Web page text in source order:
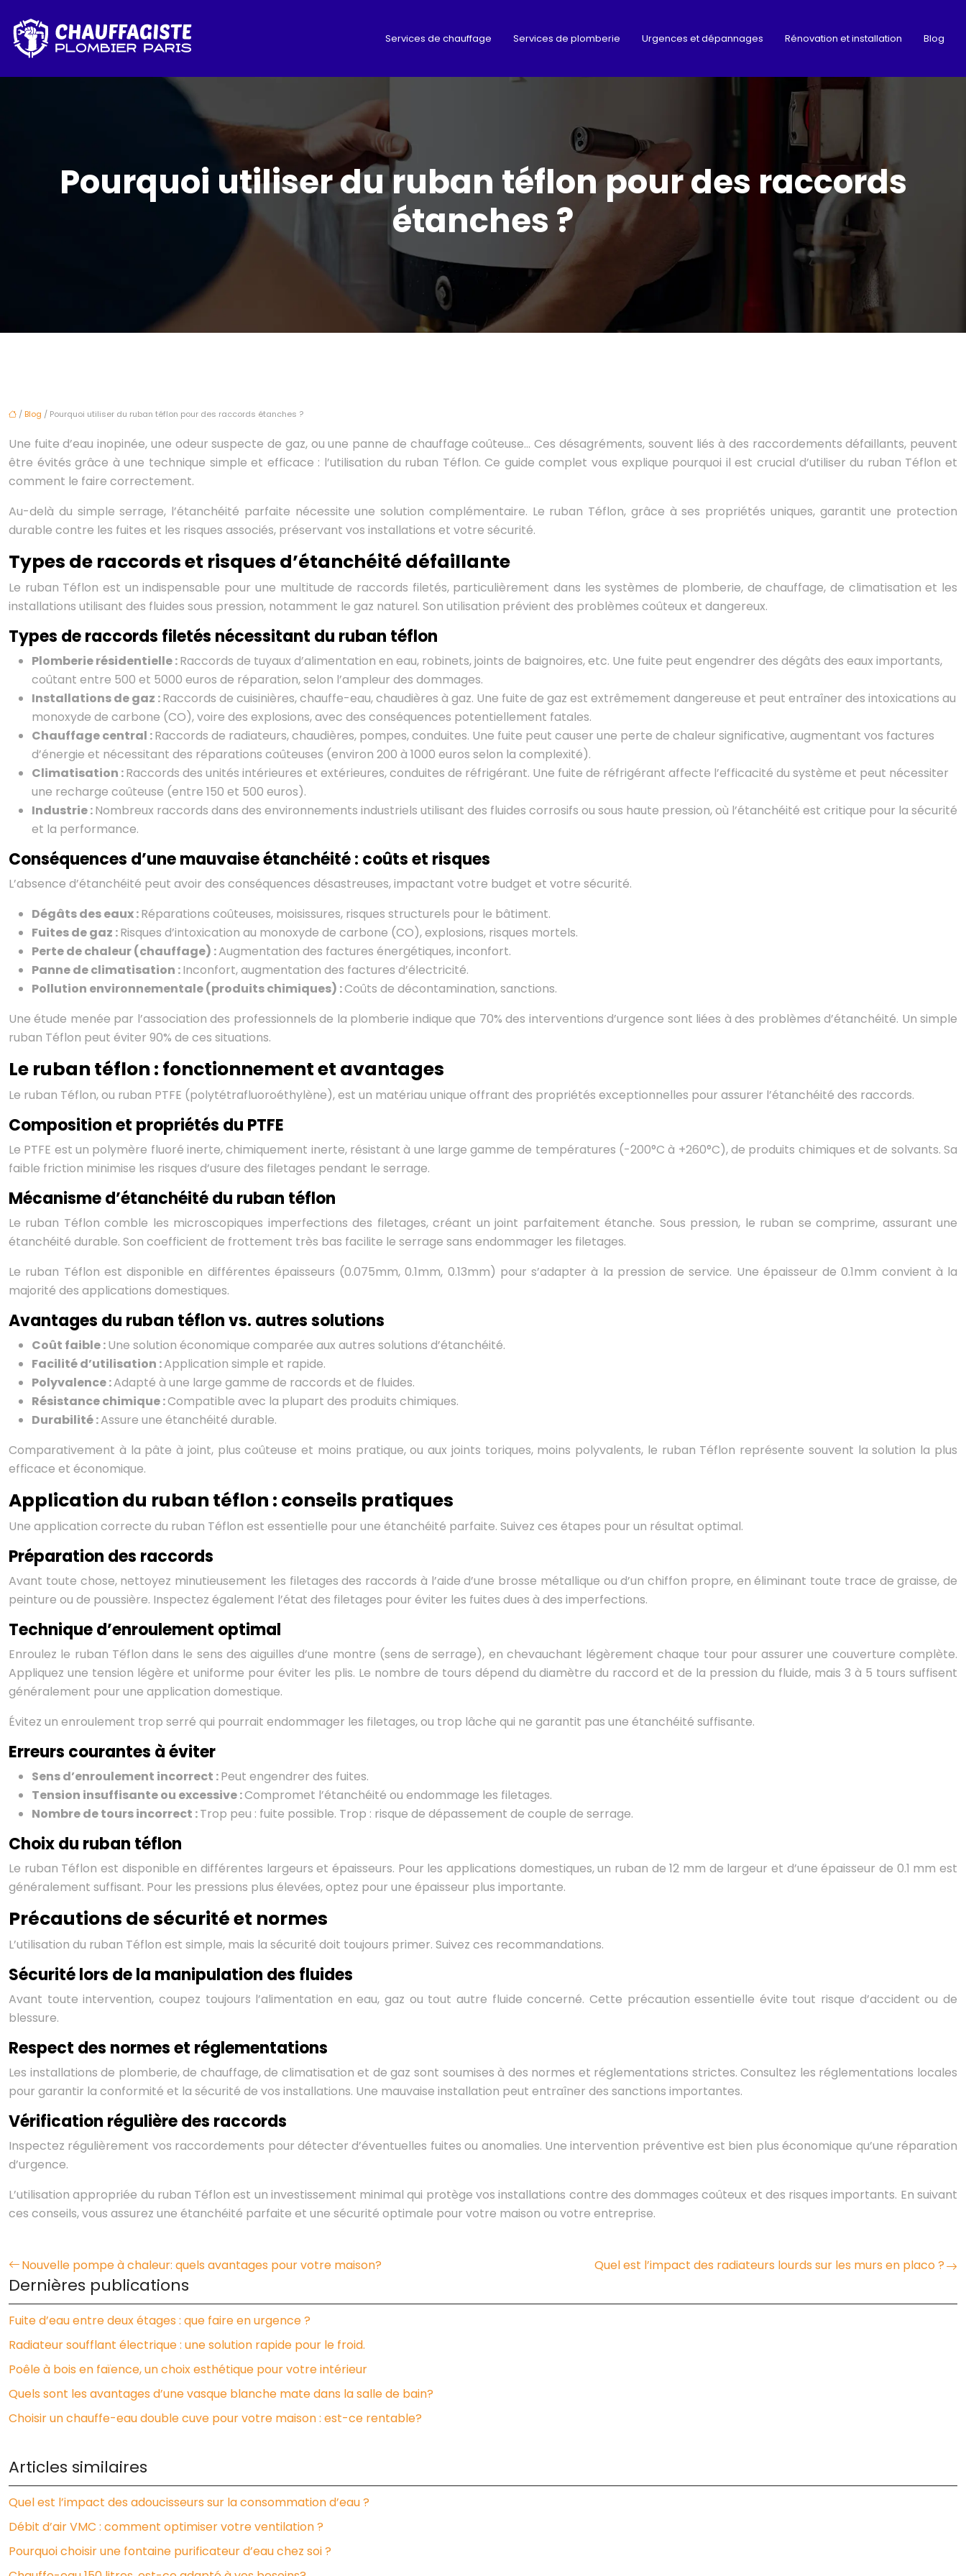
Services de chauffage Services de plomberie Urgences et dépannages Rénovation et installation Blog
Pourquoi utiliser du ruban téflon pour des raccords
étanches ?
/ Blog / Pourquoi utiliser du ruban téflon pour des raccords étanches ?
Une fuite d’eau inopinée, une odeur suspecte de gaz, ou une panne de chauffage coûteuse… Ces désagréments, souvent liés à des raccordements défaillants, peuvent
être évités grâce à une technique simple et efficace : l’utilisation du ruban Téflon. Ce guide complet vous explique pourquoi il est crucial d’utiliser du ruban Téflon et
comment le faire correctement.
Au-delà du simple serrage, l’étanchéité parfaite nécessite une solution complémentaire. Le ruban Téflon, grâce à ses propriétés uniques, garantit une protection
durable contre les fuites et les risques associés, préservant vos installations et votre sécurité.
Types de raccords et risques d’étanchéité défaillante
Le ruban Téflon est un indispensable pour une multitude de raccords filetés, particulièrement dans les systèmes de plomberie, de chauffage, de climatisation et les
installations utilisant des fluides sous pression, notamment le gaz naturel. Son utilisation prévient des problèmes coûteux et dangereux.
Types de raccords filetés nécessitant du ruban téflon
Plomberie résidentielle :Raccords de tuyaux d’alimentation en eau, robinets, joints de baignoires, etc. Une fuite peut engendrer des dégâts des eaux importants,
coûtant entre 500 et 5000 euros de réparation, selon l’ampleur des dommages.
Installations de gaz :Raccords de cuisinières, chauffe-eau, chaudières à gaz. Une fuite de gaz est extrêmement dangereuse et peut entraîner des intoxications au
monoxyde de carbone (CO), voire des explosions, avec des conséquences potentiellement fatales.
Chauffage central :Raccords de radiateurs, chaudières, pompes, conduites. Une fuite peut causer une perte de chaleur significative, augmentant vos factures
d’énergie et nécessitant des réparations coûteuses (environ 200 à 1000 euros selon la complexité).
Climatisation :Raccords des unités intérieures et extérieures, conduites de réfrigérant. Une fuite de réfrigérant affecte l’efficacité du système et peut nécessiter
une recharge coûteuse (entre 150 et 500 euros).
Industrie :Nombreux raccords dans des environnements industriels utilisant des fluides corrosifs ou sous haute pression, où l’étanchéité est critique pour la sécurité
et la performance.
Conséquences d’une mauvaise étanchéité : coûts et risques
L’absence d’étanchéité peut avoir des conséquences désastreuses, impactant votre budget et votre sécurité.
Dégâts des eaux :Réparations coûteuses, moisissures, risques structurels pour le bâtiment.
Fuites de gaz :Risques d’intoxication au monoxyde de carbone (CO), explosions, risques mortels.
Perte de chaleur (chauffage) :Augmentation des factures énergétiques, inconfort.
Panne de climatisation :Inconfort, augmentation des factures d’électricité.
Pollution environnementale (produits chimiques) :Coûts de décontamination, sanctions.
Une étude menée par l’association des professionnels de la plomberie indique que 70% des interventions d’urgence sont liées à des problèmes d’étanchéité. Un simple
ruban Téflon peut éviter 90% de ces situations.
Le ruban téflon : fonctionnement et avantages
Le ruban Téflon, ou ruban PTFE (polytétrafluoroéthylène), est un matériau unique offrant des propriétés exceptionnelles pour assurer l’étanchéité des raccords.
Composition et propriétés du PTFE
Le PTFE est un polymère fluoré inerte, chimiquement inerte, résistant à une large gamme de températures (-200°C à +260°C), de produits chimiques et de solvants. Sa
faible friction minimise les risques d’usure des filetages pendant le serrage.
Mécanisme d’étanchéité du ruban téflon
Le ruban Téflon comble les microscopiques imperfections des filetages, créant un joint parfaitement étanche. Sous pression, le ruban se comprime, assurant une
étanchéité durable. Son coefficient de frottement très bas facilite le serrage sans endommager les filetages.
Le ruban Téflon est disponible en différentes épaisseurs (0.075mm, 0.1mm, 0.13mm) pour s’adapter à la pression de service. Une épaisseur de 0.1mm convient à la
majorité des applications domestiques.
Avantages du ruban téflon vs. autres solutions
Coût faible :Une solution économique comparée aux autres solutions d’étanchéité.
Facilité d’utilisation :Application simple et rapide.
Polyvalence :Adapté à une large gamme de raccords et de fluides.
Résistance chimique :Compatible avec la plupart des produits chimiques.
Durabilité :Assure une étanchéité durable.
Comparativement à la pâte à joint, plus coûteuse et moins pratique, ou aux joints toriques, moins polyvalents, le ruban Téflon représente souvent la solution la plus
efficace et économique.
Application du ruban téflon : conseils pratiques
Une application correcte du ruban Téflon est essentielle pour une étanchéité parfaite. Suivez ces étapes pour un résultat optimal.
Préparation des raccords
Avant toute chose, nettoyez minutieusement les filetages des raccords à l’aide d’une brosse métallique ou d’un chiffon propre, en éliminant toute trace de graisse, de
peinture ou de poussière. Inspectez également l’état des filetages pour éviter les fuites dues à des imperfections.
Technique d’enroulement optimal
Enroulez le ruban Téflon dans le sens des aiguilles d’une montre (sens de serrage), en chevauchant légèrement chaque tour pour assurer une couverture complète.
Appliquez une tension légère et uniforme pour éviter les plis. Le nombre de tours dépend du diamètre du raccord et de la pression du fluide, mais 3 à 5 tours suffisent
généralement pour une application domestique.
Évitez un enroulement trop serré qui pourrait endommager les filetages, ou trop lâche qui ne garantit pas une étanchéité suffisante.
Erreurs courantes à éviter
Sens d’enroulement incorrect :Peut engendrer des fuites.
Tension insuffisante ou excessive :Compromet l’étanchéité ou endommage les filetages.
Nombre de tours incorrect :Trop peu : fuite possible. Trop : risque de dépassement de couple de serrage.
Choix du ruban téflon
Le ruban Téflon est disponible en différentes largeurs et épaisseurs. Pour les applications domestiques, un ruban de 12 mm de largeur et d’une épaisseur de 0.1 mm est
généralement suffisant. Pour les pressions plus élevées, optez pour une épaisseur plus importante.
Précautions de sécurité et normes
L’utilisation du ruban Téflon est simple, mais la sécurité doit toujours primer. Suivez ces recommandations.
Sécurité lors de la manipulation des fluides
Avant toute intervention, coupez toujours l’alimentation en eau, gaz ou tout autre fluide concerné. Cette précaution essentielle évite tout risque d’accident ou de
blessure.
Respect des normes et réglementations
Les installations de plomberie, de chauffage, de climatisation et de gaz sont soumises à des normes et réglementations strictes. Consultez les réglementations locales
pour garantir la conformité et la sécurité de vos installations. Une mauvaise installation peut entraîner des sanctions importantes.
Vérification régulière des raccords
Inspectez régulièrement vos raccordements pour détecter d’éventuelles fuites ou anomalies. Une intervention préventive est bien plus économique qu’une réparation
d’urgence.
L’utilisation appropriée du ruban Téflon est un investissement minimal qui protège vos installations contre des dommages coûteux et des risques importants. En suivant
ces conseils, vous assurez une étanchéité parfaite et une sécurité optimale pour votre maison ou votre entreprise.
Nouvelle pompe à chaleur: quels avantages pour votre maison? Quel est l’impact des radiateurs lourds sur les murs en placo ?
Dernières publications
Fuite d’eau entre deux étages : que faire en urgence ?
Radiateur soufflant électrique : une solution rapide pour le froid.
Poêle à bois en faïence, un choix esthétique pour votre intérieur
Quels sont les avantages d’une vasque blanche mate dans la salle de bain?
Choisir un chauffe-eau double cuve pour votre maison : est-ce rentable?
Articles similaires
Quel est l’impact des adoucisseurs sur la consommation d’eau ?
Débit d’air VMC : comment optimiser votre ventilation ?
Pourquoi choisir une fontaine purificateur d’eau chez soi ?